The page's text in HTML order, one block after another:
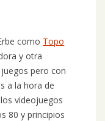
como Topo
y otra
pero con
a la hora de
videojuegos
80 y principios